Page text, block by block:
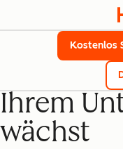
Kostenlos
Ihrem
wächst